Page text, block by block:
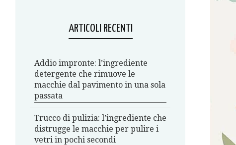
ARTICOLI RECENTI
Addio impronte: l’ingrediente
detergente che rimuove le
macchie dal pavimento in una sola
passata
Trucco di pulizia: l’ingrediente che
distrugge le macchie per pulire i
vetri in pochi secondi